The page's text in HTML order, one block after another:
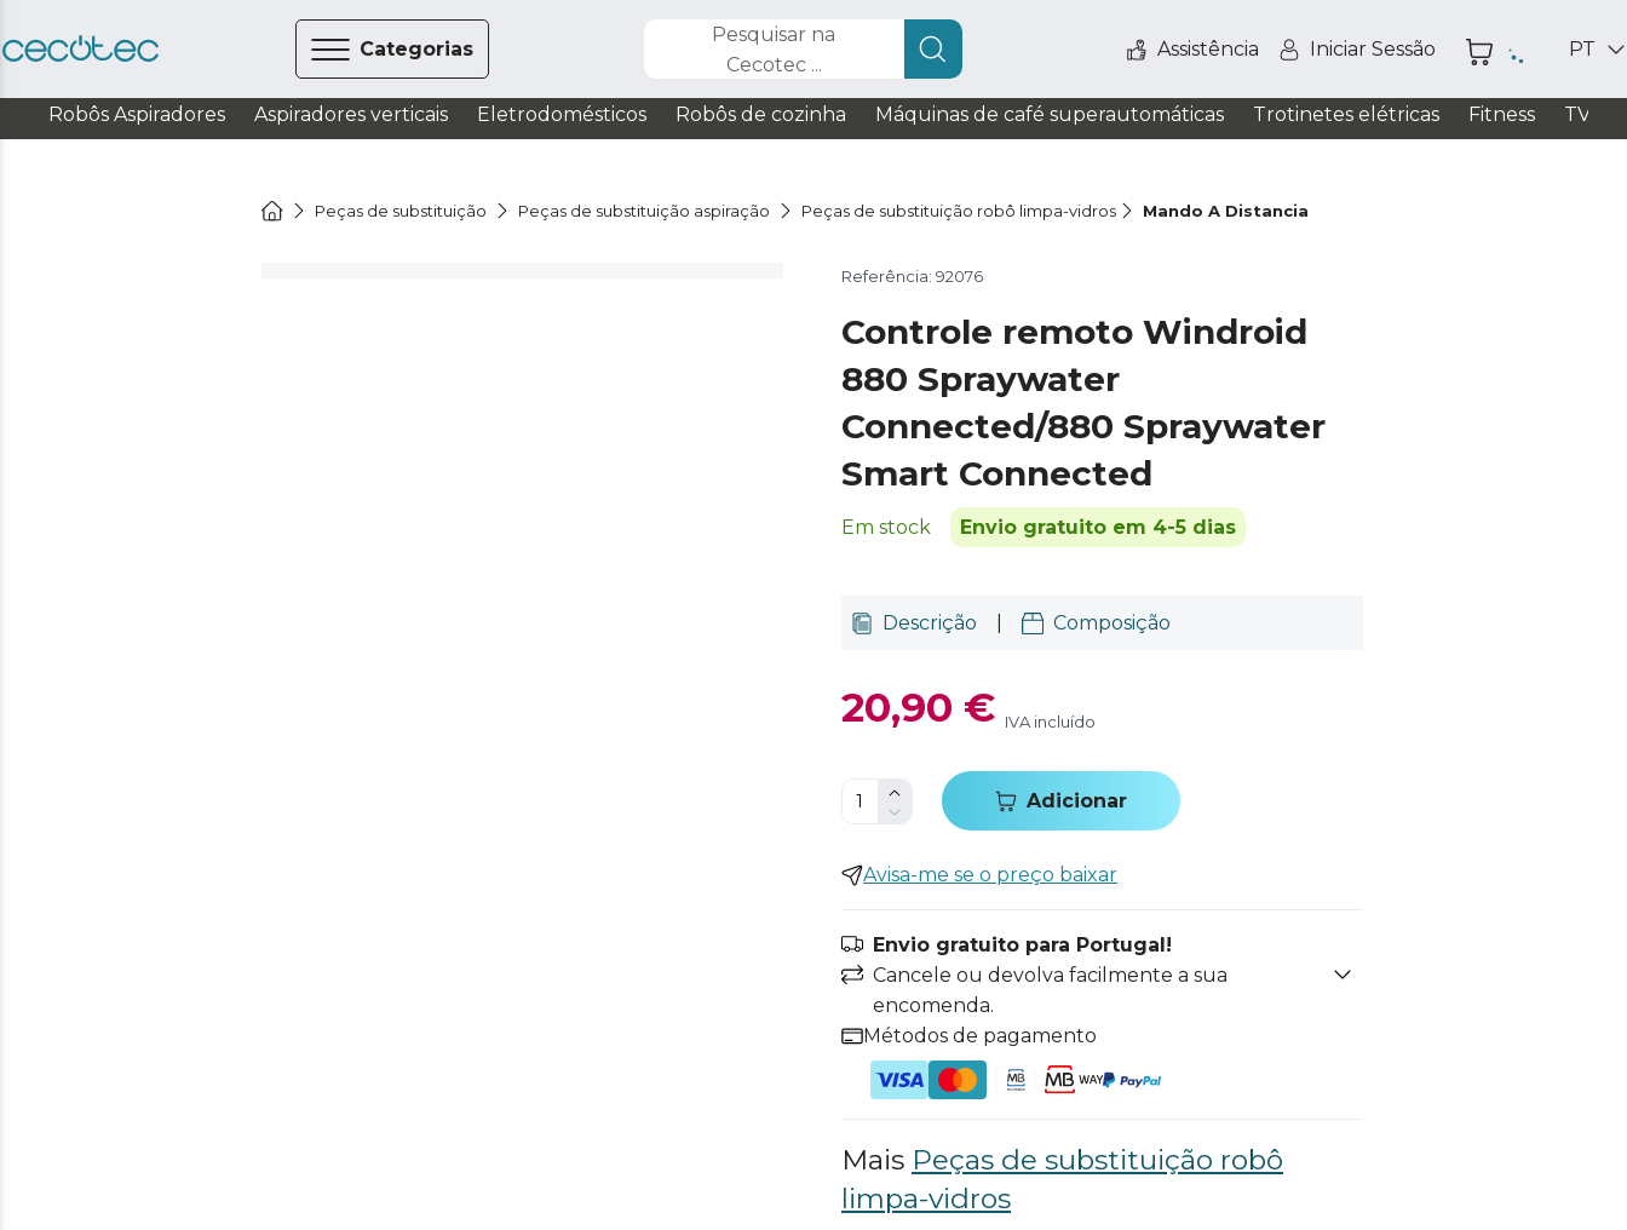
Categorias
Pesquisar na
Cecotec ...
Assistência Iniciar Sessão PT
Robôs Aspiradores Aspiradores verticais Eletrodomésticos Robôs de cozinha Máquinas de café superautomáticas Trotinetes elétricas Fitness TV /
Peças de substituição Peças de substituição aspiração Peças de substituição robô limpa-vidros Mando A Distancia
Referência: 92076
Controle remoto Windroid
880 Spraywater
Connected/880 Spraywater
Smart Connected
Em stock Envio gratuito em 4-5 dias
Descrição Composição
20,90 € IVA incluído
Adicionar
Avisa-me se o preço baixar
Envio gratuito para Portugal!
Cancele ou devolva facilmente a sua
encomenda.
Métodos de pagamento
Mais Peças de substituição robô
limpa-vidros